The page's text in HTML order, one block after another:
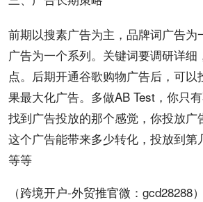
前期以搜素广告为主，品牌词广告为
广告为一个系列。关键词要调研详细
点。后期开通谷歌购物广告后，可以
果最大化广告。多做AB Test，你只
找到广告投放的那个感觉，你投放广
这个广告能带来多少转化，投放到第
等等
（跨境开户-外贸推官微： gcd28288）